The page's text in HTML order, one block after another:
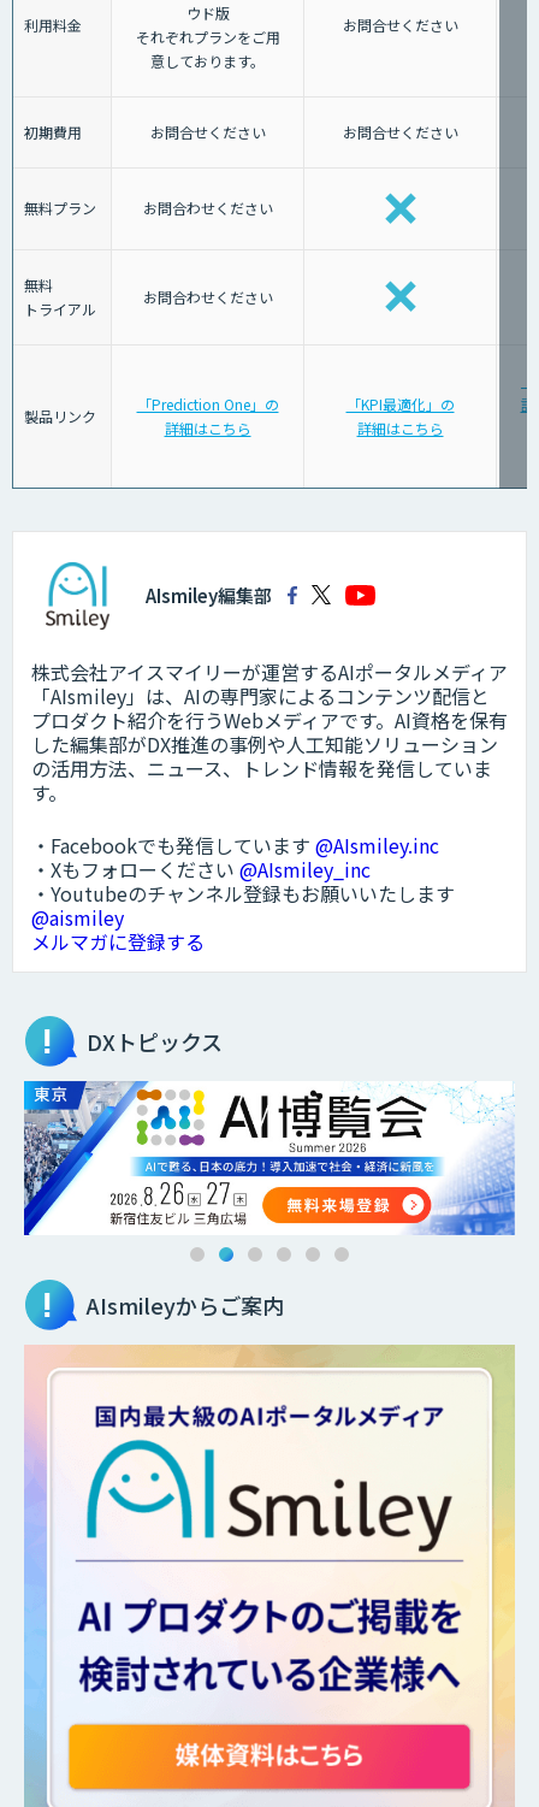
利用料金
ウド版
それぞれプランをご用
意しております。
お問合せください
初期費用 お問合せください お問合せください
無料プラン お問合わせください
無料
トライアル
お問合わせください
製品リンク
「Prediction One」の
詳細はこちら
「KPI最適化」の
詳細はこちら
計
AIsmiley編集部
株式会社アイスマイリーが運営するAIポータルメディア
「AIsmiley」は、AIの専門家によるコンテンツ配信と
プロダクト紹介を行うWebメディアです。AI資格を保有
した編集部がDX推進の事例や人工知能ソリューション
の活用方法、ニュース、トレンド情報を発信していま
す。
・Facebookでも発信しています @AIsmiley.inc
・Xもフォローください @AIsmiley_inc
・Youtubeのチャンネル登録もお願いいたします
@aismiley
メルマガに登録する
DXトピックス
AIsmileyからご案内